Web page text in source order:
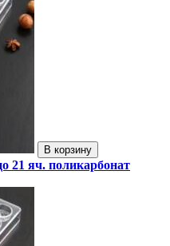
В корзину
21 яч. поликарбонат